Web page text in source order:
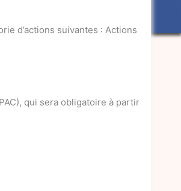
d’actions suivantes : Actions
qui sera obligatoire à partir